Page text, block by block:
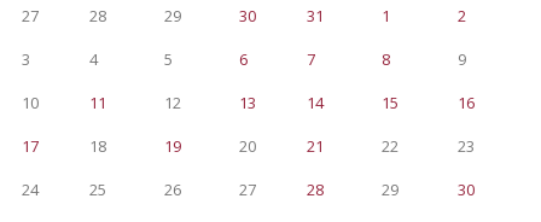
27
28 29 30 31 1
2
3
4 5 6 7 8
9
10
11 12 13 14 15
16
17
18 19 20 21 22
23
24
25 26 27 28 29
30